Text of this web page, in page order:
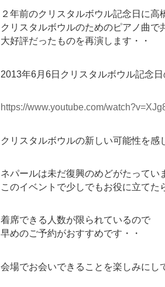
２年前のクリスタルボウル記念日に高
クリスタルボウルのためのピアノ曲で
大好評だったものを再演します・・
2013年6月6日クリスタルボウル記念日
https://www.youtube.com/
クリスタルボウルの新しい可能性を感
ネパールは未だ復興のめどがたってい
このイベントで少しでもお役に立てた
着席できる人数が限られているので
早めのご予約がおすすめです・・
会場でお会いできることを楽しみにし